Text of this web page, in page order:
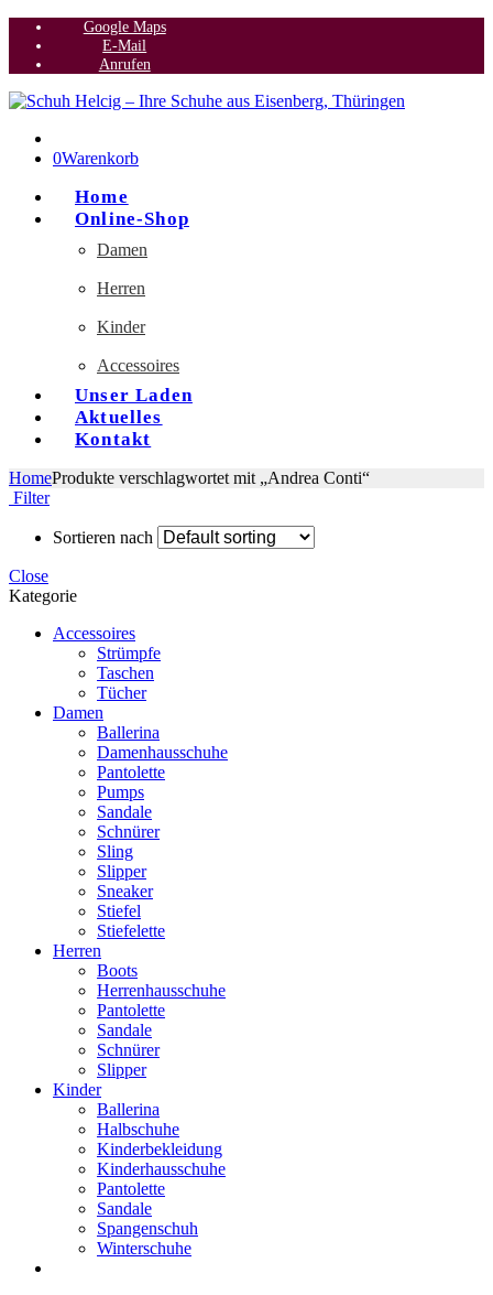
Google Maps
E-Mail
Anrufen
0Warenkorb
Home
Online-Shop
Damen
Herren
Kinder
Accessoires
Unser Laden
Aktuelles
Kontakt
HomeProdukte verschlagwortet mit „Andrea Conti“
Filter
Sortieren nach
Close
Kategorie
Accessoires
Strümpfe
Taschen
Tücher
Damen
Ballerina
Damenhausschuhe
Pantolette
Pumps
Sandale
Schnürer
Sling
Slipper
Sneaker
Stiefel
Stiefelette
Herren
Boots
Herrenhausschuhe
Pantolette
Sandale
Schnürer
Slipper
Kinder
Ballerina
Halbschuhe
Kinderbekleidung
Kinderhausschuhe
Pantolette
Sandale
Spangenschuh
Winterschuhe